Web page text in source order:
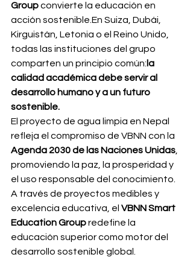
Group convierte la educación en
acción sostenible.En Suiza, Dubái,
Kirguistán, Letonia o el Reino Unido,
todas las instituciones del grupo
comparten un principio común: la
calidad académica debe servir al
desarrollo humano y a un futuro
sostenible.
El proyecto de agua limpia en Nepal
refleja el compromiso de VBNN con la
Agenda 2030 de las Naciones Unidas
promoviendo la paz, la prosperidad y
el uso responsable del conocimiento.
A través de proyectos medibles y
excelencia educativa, el VBNN Smart
Education Group redefine la
educación superior como motor del
desarrollo sostenible global.